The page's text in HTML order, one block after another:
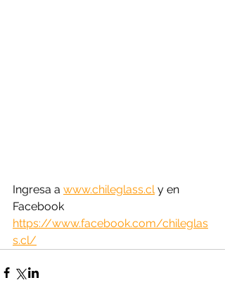
Ingresa a www.chileglass.cl y en
Facebook
https://www.facebook.com/chileglas
s.cl/